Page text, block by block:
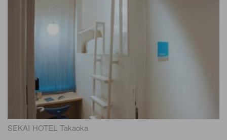
SEKAI HOTEL Takaoka